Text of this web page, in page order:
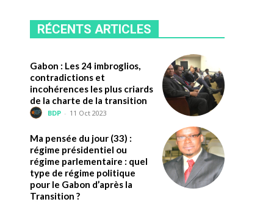
RÉCENTS ARTICLES
Gabon : Les 24 imbroglios,
contradictions et
incohérences les plus criards
de la charte de la transition
BDP - 11 Oct 2023
Ma pensée du jour (33) :
régime présidentiel ou
régime parlementaire : quel
type de régime politique
pour le Gabon d’après la
Transition ?